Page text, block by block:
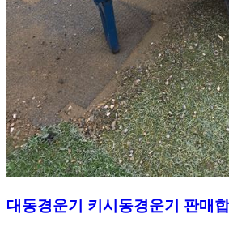
대동경운기 키시동경운기 판매